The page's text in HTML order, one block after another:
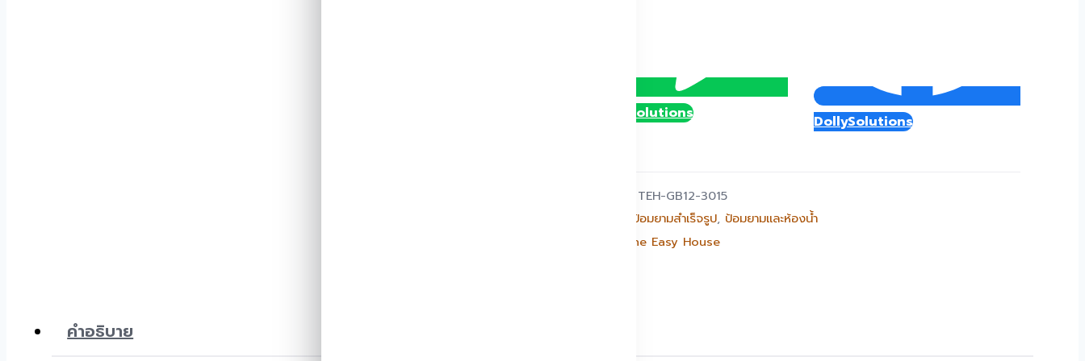
@DollySolutions DollySolutions
TEH-GB12-3015
ป้อมยามสำเร็จรูป, ป้อมยามและห้องน้ำ
The Easy House
คำอธิบาย